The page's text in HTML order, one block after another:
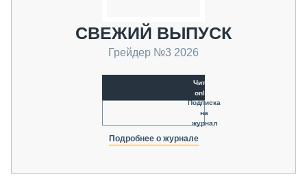
СВЕЖИЙ ВЫПУСК
Грейдер №3 2026
Читать
online
Подписка
на
журнал
Подробнее о журнале